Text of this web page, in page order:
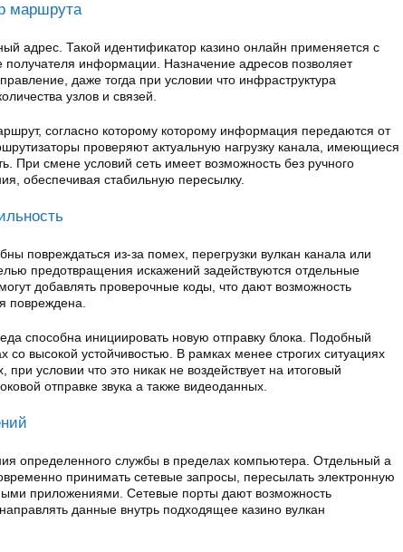
маршрута
адрес. Такой идентификатор казино онлайн применяется с
получателя информации. Назначение адресов позволяет
даже тогда при условии что инфраструктура
узлов и связей.
согласно которому которому информация передаются от
проверяют актуальную нагрузку канала, имеющиеся
При смене условий сеть имеет возможность без ручного
обеспечивая стабильную пересылку.
повреждаться из-за помех, перегрузки вулкан канала или
предотвращения искажений задействуются отдельные
добавлять проверочные коды, что дают возможность
повреждена.
способна инициировать новую отправку блока. Подобный
со высокой устойчивостью. В рамках менее строгих ситуациях
условии что это никак не воздействует на итоговый
отправке звука а также видеоданных.
определенного службы в пределах компьютера. Отдельный а
принимать сетевые запросы, пересылать электронную
приложениями. Сетевые порты дают возможность
данные внутрь подходящее казино вулкан